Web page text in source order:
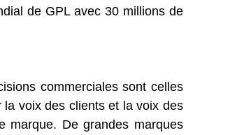
de GPL avec 30 millions de
commerciales sont celles
voix des clients et la voix des
marque. De grandes marques